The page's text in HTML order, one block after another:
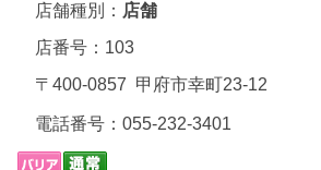
店舗種別： 店舗
店番号：103
〒400-0857 甲府市幸町23-12
電話番号： 055-232-3401